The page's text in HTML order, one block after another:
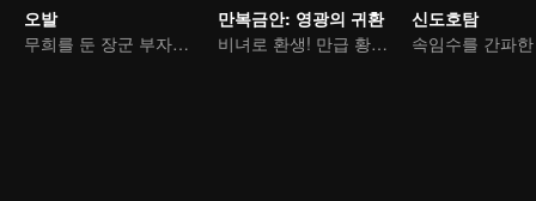
오발
무희를 둔 장군 부자의 사랑 쟁탈전
만복금안: 영광의 귀환
비녀로 환생! 만급 황후의 악당 처벌기
신도호탐